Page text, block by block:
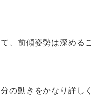
、前傾姿勢は深めるこ
の動きをかなり詳しく